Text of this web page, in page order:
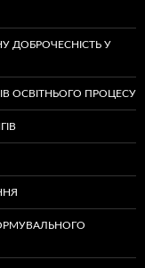
ДОБРОЧЕСНІСТЬ У
ОСВІТНЬОГО ПРОЦЕСУ